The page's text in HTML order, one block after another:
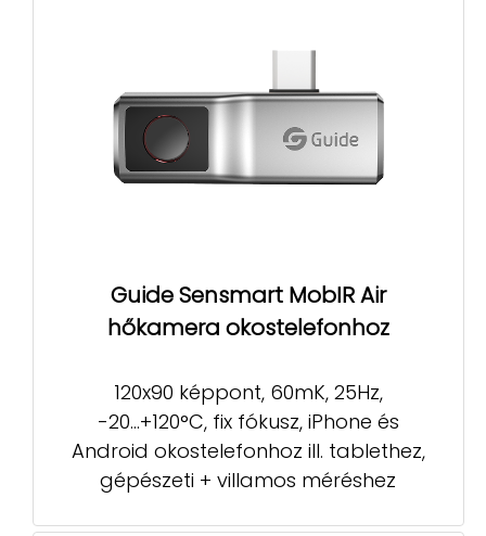
Guide Sensmart MobIR Air
hőkamera okostelefonhoz
120x90 képpont, 60mK, 25Hz,
-20...+120°C, fix fókusz, iPhone és
Android okostelefonhoz ill. tablethez,
gépészeti + villamos méréshez